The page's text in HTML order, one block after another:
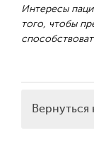
Интересы
того, чтобы
Вернуться